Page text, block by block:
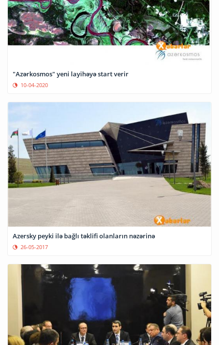
"Azərkosmos" yeni layihəyə start verir
10-04-2020
Azersky peyki ilə bağlı təklifi olanların nəzərinə
26-05-2017